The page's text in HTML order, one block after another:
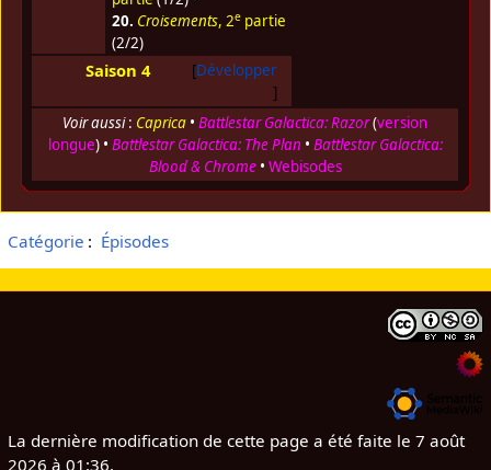
20. Croisements, 2epartie
(2/2)
Développer
Saison 4
Voir aussi: Caprica •Battlestar Galactica: Razor(version
longue) • Battlestar Galactica: The Plan • Battlestar Galactica:
Blood & Chrome• Webisodes
Catégorie : Épisodes
La dernière modification de cette page a été faite le 7 août
2026 à 01:36.